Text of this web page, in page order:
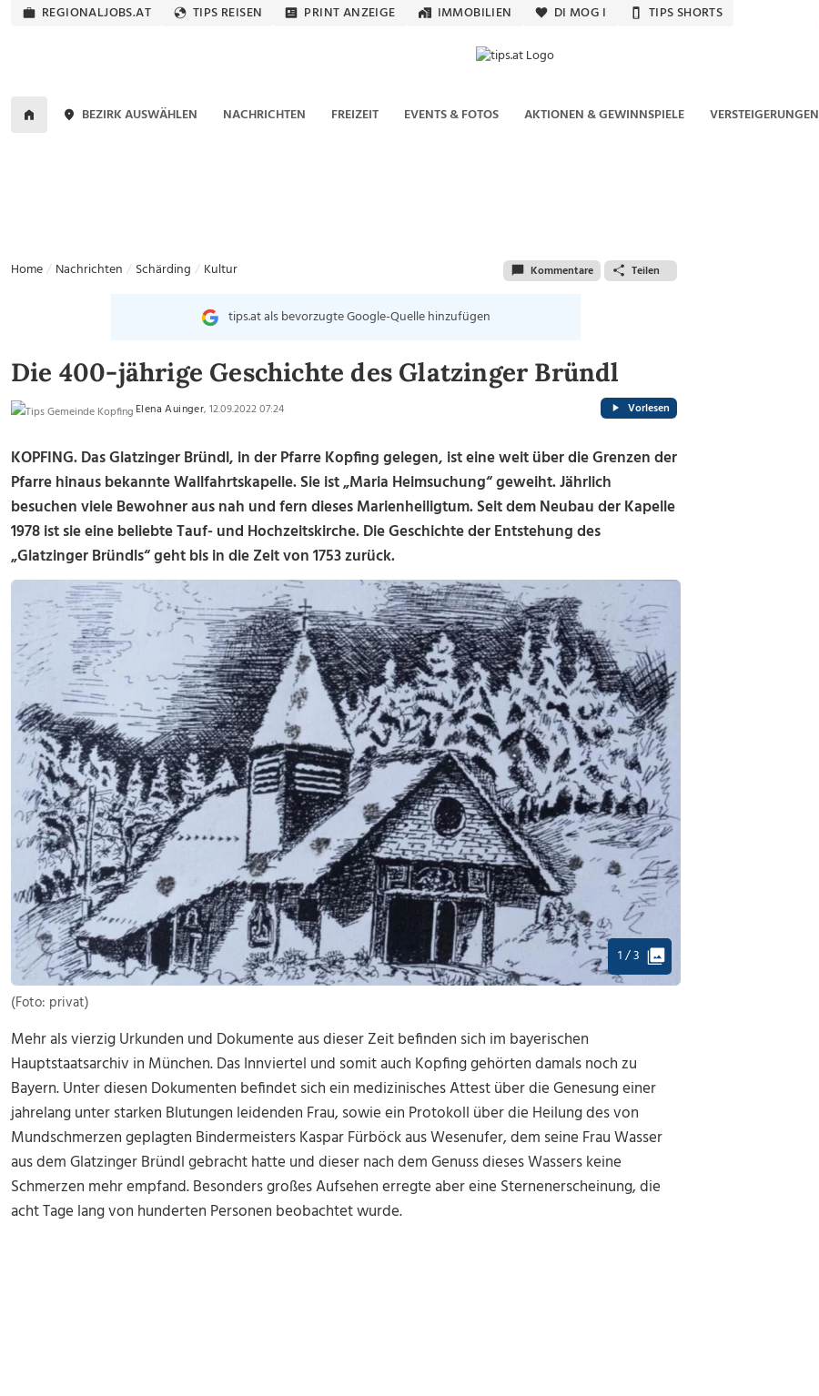
REGIONALJOBS.AT TIPS REISEN PRINT ANZEIGE IMMOBILIEN DI MOG I TIPS SHORTS
BEZIRK AUSWÄHLEN NACHRICHTEN FREIZEIT EVENTS & FOTOS AKTIONEN & GEWINNSPIELE VERSTEIGERUNGEN
Home Nachrichten Schärding Kultur Kommentare Teilen
tips.at als bevorzugte Google-Quelle hinzufügen
Die 400-jährige Geschichte des Glatzinger Bründl
Elena Auinger, 12.09.2022 07:24 Vorlesen
KOPFING. Das Glatzinger Bründl, in der Pfarre Kopfing gelegen, ist eine weit über die Grenzen der
Pfarre hinaus bekannte Wallfahrtskapelle. Sie ist „Maria Heimsuchung“ geweiht. Jährlich
besuchen viele Bewohner aus nah und fern dieses Marienheiligtum. Seit dem Neubau der Kapelle
1978 ist sie eine beliebte Tauf- und Hochzeitskirche. Die Geschichte der Entstehung des
„Glatzinger Bründls“ geht bis in die Zeit von 1753 zurück.
1 / 3
(Foto: privat)
Mehr als vierzig Urkunden und Dokumente aus dieser Zeit befinden sich im bayerischen
Hauptstaatsarchiv in München. Das Innviertel und somit auch Kopfing gehörten damals noch zu
Bayern. Unter diesen Dokumenten befindet sich ein medizinisches Attest über die Genesung einer
jahrelang unter starken Blutungen leidenden Frau, sowie ein Protokoll über die Heilung des von
Mundschmerzen geplagten Bindermeisters Kaspar Fürböck aus Wesenufer, dem seine Frau Wasser
aus dem Glatzinger Bründl gebracht hatte und dieser nach dem Genuss dieses Wassers keine
Schmerzen mehr empfand. Besonders großes Aufsehen erregte aber eine Sternenerscheinung, die
acht Tage lang von hunderten Personen beobachtet wurde.